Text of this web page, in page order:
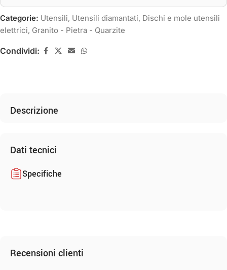
Categorie: Utensili, Utensili diamantati, Dischi e mole utensili
elettrici, Granito - Pietra - Quarzite
Condividi:
Descrizione
Dati tecnici
Specifiche
Recensioni clienti